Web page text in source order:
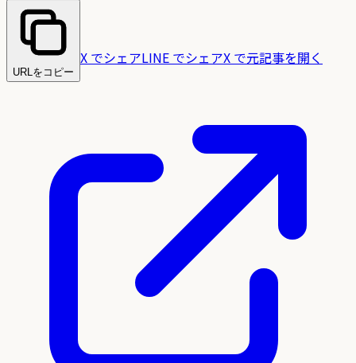
URLをコピー
X でシェアLINE でシェアX で元記事を開く